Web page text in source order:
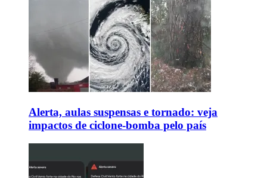
Alerta, aulas suspensas e tornado: veja
impactos de ciclone-bomba pelo país